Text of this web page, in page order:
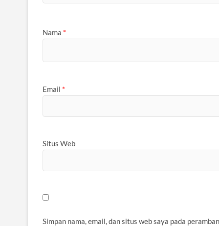
Nama *
Email *
Situs Web
Simpan nama, email, dan situs web saya pada